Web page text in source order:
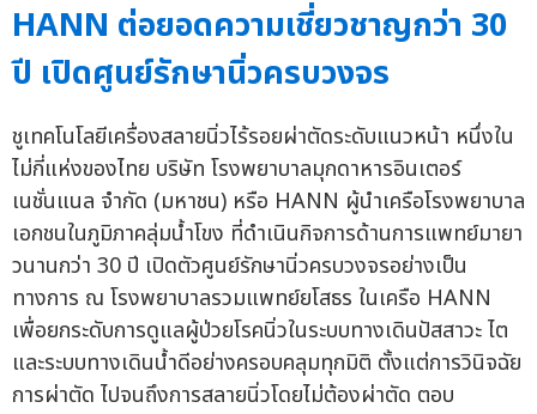
HANN ต่อยอดความเชี่ยวชาญกว่า 30
ปี เปิดศูนย์รักษานิ่วครบวงจร
ชูเทคโนโลยีเครื่องสลายนิ่วไร้รอยผ่าตัดระดับแนวหน้า หนึ่งใน
ไม่กี่แห่งของไทย บริษัท โรงพยาบาลมุกดาหารอินเตอร์
เนชั่นแนล จำกัด (มหาชน) หรือ HANN ผู้นำเครือโรงพยาบาล
เอกชนในภูมิภาคลุ่มน้ำโขง ที่ดำเนินกิจการด้านการแพทย์มายา
วนานกว่า 30 ปี เปิดตัวศูนย์รักษานิ่วครบวงจรอย่างเป็น
ทางการ ณ โรงพยาบาลรวมแพทย์ยโสธร ในเครือ HANN
เพื่อยกระดับการดูแลผู้ป่วยโรคนิ่วในระบบทางเดินปัสสาวะ ไต
และระบบทางเดินน้ำดีอย่างครอบคลุมทุกมิติ ตั้งแต่การวินิจฉัย
การผ่าตัด ไปจนถึงการสลายนิ่วโดยไม่ต้องผ่าตัด ตอบ